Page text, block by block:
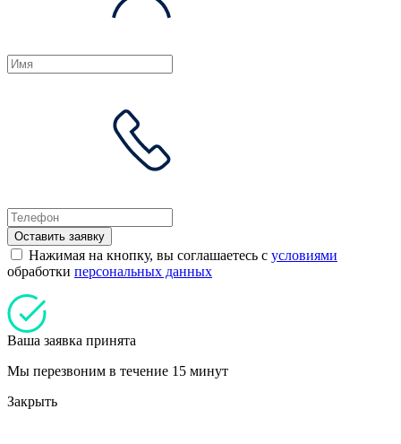
Оставить заявку
Нажимая на кнопку, вы соглашаетесь с условиями
обработки персональных данных
Ваша заявка принята
Мы перезвоним в течение 15 минут
Закрыть